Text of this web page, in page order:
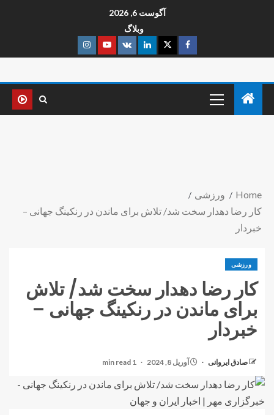
آگوست 6, 2026
وبلاگ
Home
ورزشی
کار رضا دهدار سخت شد/ تلاش برای ماندن در رنکینگ جهانی –
خبردار
ورزشی
کار رضا دهدار سخت شد/ تلاش
برای ماندن در رنکینگ جهانی –
خبردار
صادق ایروانی آوریل 8, 2024 1 min read